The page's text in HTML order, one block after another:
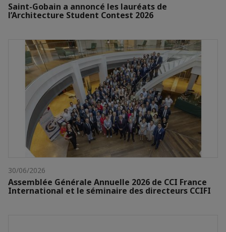
Saint-Gobain a annoncé les lauréats de
l’Architecture Student Contest 2026
30/06/2026
Assemblée Générale Annuelle 2026 de CCI France
International et le séminaire des directeurs CCIFI